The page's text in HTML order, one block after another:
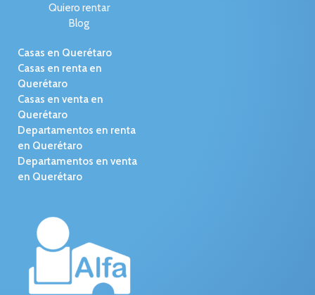
Quiero rentar
Blog
Casas en Querétaro
Casas en renta en
Querétaro
Casas en venta en
Querétaro
Departamentos en renta
en Querétaro
Departamentos en venta
en Querétaro